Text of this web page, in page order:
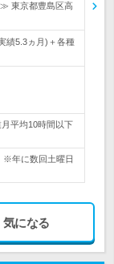
東京都豊島区高
績5.3ヵ月)＋各種
平均10時間以下
※年に数回土曜日
気になる